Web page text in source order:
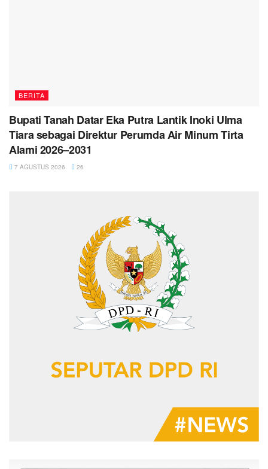
BERITA
Bupati Tanah Datar Eka Putra Lantik Inoki Ulma
Tiara sebagai Direktur Perumda Air Minum Tirta
Alami 2026–2031
7 AGUSTUS 2026 26